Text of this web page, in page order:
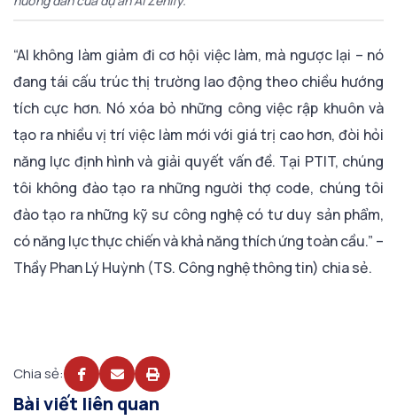
“AI không làm giảm đi cơ hội việc làm, mà ngược lại – nó
đang tái cấu trúc thị trường lao động theo chiều hướng
tích cực hơn. Nó xóa bỏ những công việc rập khuôn và
tạo ra nhiều vị trí việc làm mới với giá trị cao hơn, đòi hỏi
năng lực định hình và giải quyết vấn đề. Tại PTIT, chúng
tôi không đào tạo ra những người thợ code, chúng tôi
đào tạo ra những kỹ sư công nghệ có tư duy sản phẩm,
có năng lực thực chiến và khả năng thích ứng toàn cầu.” –
Thầy Phan Lý Huỳnh (TS. Công nghệ thông tin) chia sẻ.
Chia sẻ:
Bài viết liên quan